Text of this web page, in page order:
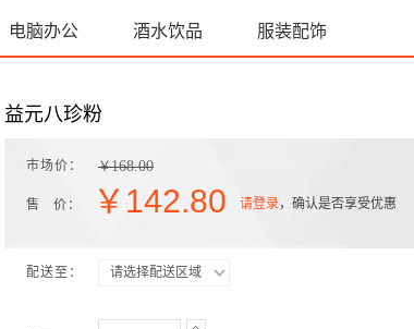
电脑办公 酒水饮品 服装配饰
益元八珍粉
市场价： ￥168.00
售 价： ￥ 142.80 请登录，确认是否享受优惠
配送至： 请选择配送区域